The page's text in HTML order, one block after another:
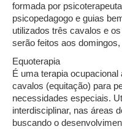
formada por
psicopedagogo e guias
utilizados três cavalos e
serão feitos aos domingos,
Equoterapia
É uma terapia
cavalos (equitação) para
necessidades especiais.
interdisciplinar, nas áreas
buscando o